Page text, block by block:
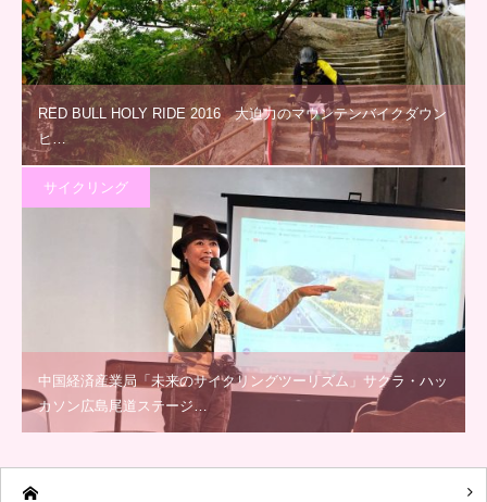
RED BULL HOLY RIDE 2016 大迫力のマウンテンバイクダウン
ヒ…
サイクリング
中国経済産業局「未来のサイクリングツーリズム」サクラ・ハッ
カソン広島尾道ステージ…